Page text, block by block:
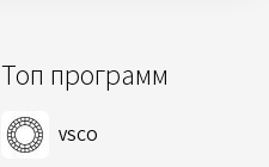
Топ программ
VSCO